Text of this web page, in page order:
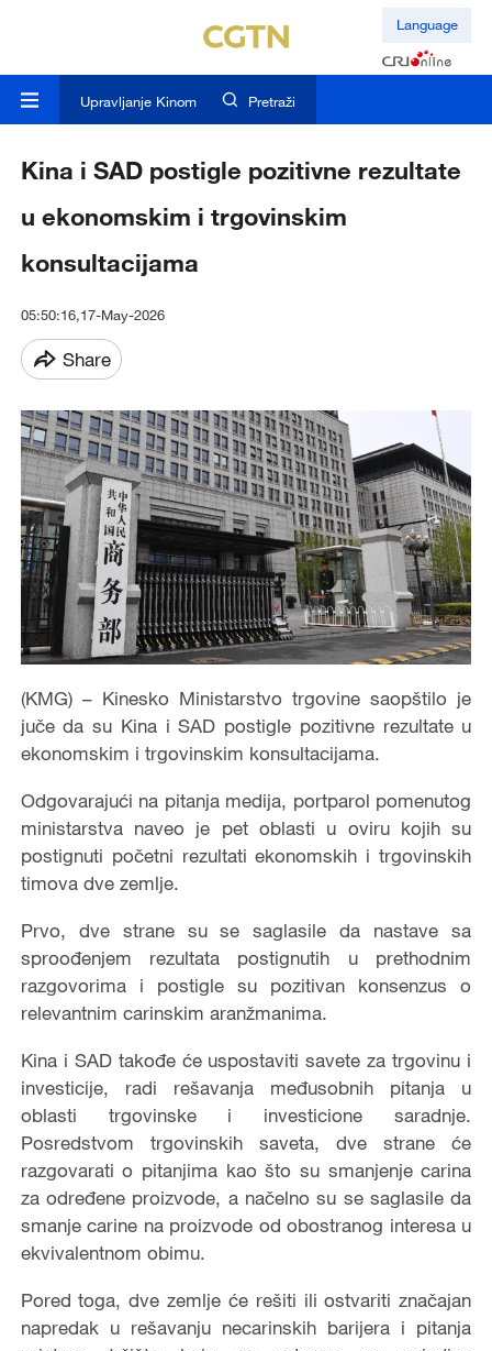
Language
Upravljanje Kinom Pretraži
Kina i SAD postigle pozitivne rezultate
u ekonomskim i trgovinskim
konsultacijama
05:50:16,17-May-2026
Share
(KMG) – Kinesko Ministarstvo trgovine saopštilo je
juče da su Kina i SAD postigle pozitivne rezultate u
ekonomskim i trgovinskim konsultacijama.
Odgovarajući na pitanja medija, portparol pomenutog
ministarstva naveo je pet oblasti u oviru kojih su
postignuti početni rezultati ekonomskih i trgovinskih
timova dve zemlje.
Prvo, dve strane su se saglasile da nastave sa
sproođenjem rezultata postignutih u prethodnim
razgovorima i postigle su pozitivan konsenzus o
relevantnim carinskim aranžmanima.
Kina i SAD takođe će uspostaviti savete za trgovinu i
investicije, radi rešavanja međusobnih pitanja u
oblasti trgovinske i investicione saradnje.
Posredstvom trgovinskih saveta, dve strane će
razgovarati o pitanjima kao što su smanjenje carina
za određene proizvode, a načelno su se saglasile da
smanje carine na proizvode od obostranog interesa u
ekvivalentnom obimu.
Pored toga, dve zemlje će rešiti ili ostvariti značajan
napredak u rešavanju necarinskih barijera i pitanja